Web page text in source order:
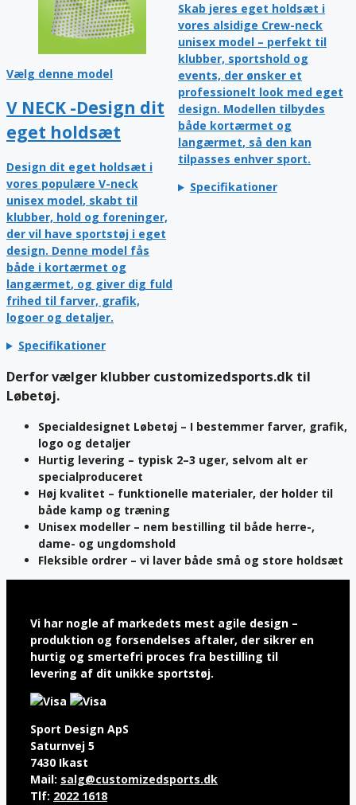
Vælg denne model
V NECK -Design dit
eget holdsæt
Design dit eget holdsæt i
vores populære V-neck
unisex model, skabt til
klubber, hold og foreninger,
der vil have sportstøj i eget
design. Denne model fås
både i kortærmet og
langærmet, og giver dig fuld
frihed til farver, grafik,
logoer og detaljer.
Specifikationer
Skab jeres eget holdsæt i
vores alsidige Crew-neck
unisex model – perfekt til
klubber, sportshold og
events, der ønsker et
professionelt look med eget
design. Modellen tilbydes
både kortærmet og
langærmet, så den kan
tilpasses enhver sport.
Specifikationer
Derfor vælger klubber customizedsports.dk til
Løbetøj.
Specialdesignet Løbetøj – I bestemmer farver, grafik,
logo og detaljer
Hurtig levering – typisk 2–3 uger, selvom alt er
specialproduceret
Høj kvalitet – funktionelle materialer, der holder til
både kamp og træning
Unisex modeller – nem bestilling til både herre-,
dame- og ungdomshold
Fleksible ordrer – vi laver både små og store holdsæt
Vi har nogle af markedets mest agile design –
produktion og forsendelses aftaler, der sikrer en
hurtig og smertefri proces fra bestilling til
levering af dit unikke sportstøj.
Sport Design ApS
Saturnvej 5
7430 Ikast
Mail: salg@customizedsports.dk
Tlf: 2022 1618